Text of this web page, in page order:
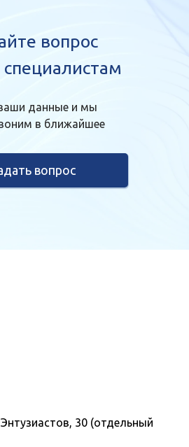
вопрос
вопрос
данные и мы
в ближайшее
30 (отдельный